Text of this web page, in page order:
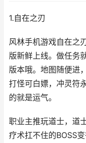
1.自在之刃
风林手机游戏自在之
版新鲜上线。做任务
版本哦。地图随便进
打怪可白嫖，冲灵符
的就是运气。
职业主推玩道士，道
疗术扛不住的BOSS